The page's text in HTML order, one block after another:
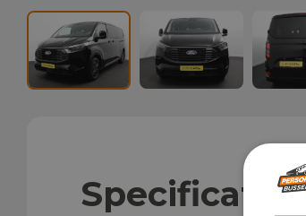
Specificaties